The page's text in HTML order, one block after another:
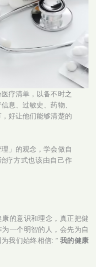
疗清单，以备不时之
息、过敏史、药物、
好让他们能够清楚的
」的观念，学会做自
疗方式也该由自己作
的意识和理念，真正把健
一个明智的人，会先为自
我们始终相信: “ 我的健康